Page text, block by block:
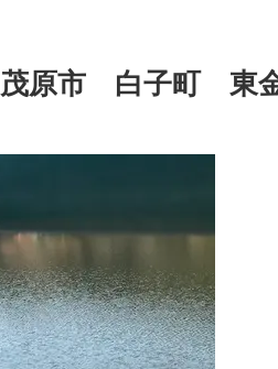
原市 白子町 東